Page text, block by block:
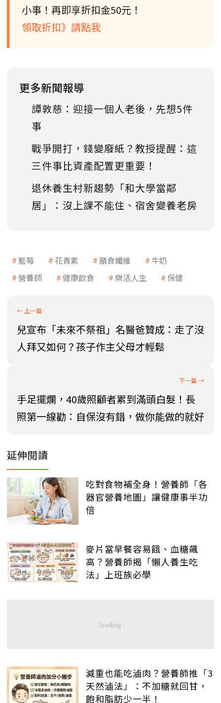
小事！再即享折扣金50元！
領取折扣》請點我
更多新聞報導
譚敦慈：迎接一個人老後，先想5件
事
戰爭開打，錢變廢紙？教授提醒：這
三件事比資產配置更重要！
退休養生村新趨勢「和大學當鄰
居」：沒上課不能住、宿舍變養老房
藍莓 花青素 膳食纖維
牛奶
營養師
健康飲食 樂活人生 保健
兒宣布「未來不祭祖」名醫爸贊成：走了沒
人拜又如何？孩子作主父母才輕鬆
手足擺爛，40歲照顧者累到滿頭白髮！長
照第一線勸：自保沒有錯，做你能做的就好
延伸閱讀
吃對食物補全身！營養師「各
器官營養地圖」讓健康事半功
倍
麥片當早餐容易餓、血糖飆
高？營養師揭「懶人養生吃
法」上班族必學
減重也能吃滷肉？營養師推「3
天然滷法」：不加糖就回甘，
飽和脂肪少一半！